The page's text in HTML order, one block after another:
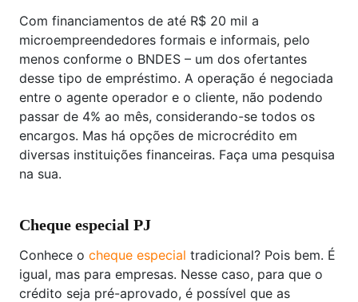
Com financiamentos de até R$ 20 mil a
microempreendedores formais e informais, pelo
menos conforme o BNDES – um dos ofertantes
desse tipo de empréstimo. A operação é negociada
entre o agente operador e o cliente, não podendo
passar de 4% ao mês, considerando-se todos os
encargos. Mas há opções de microcrédito em
diversas instituições financeiras. Faça uma pesquisa
na sua.
Cheque especial PJ
Conhece o cheque especial tradicional? Pois bem. É
igual, mas para empresas. Nesse caso, para que o
crédito seja pré-aprovado, é possível que as